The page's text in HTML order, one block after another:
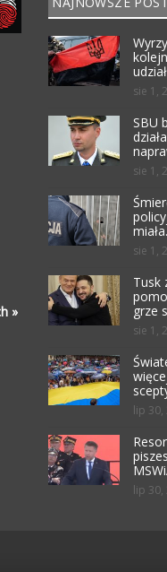
»
sie 1,
SBU
sie 1,
sie 1,
Tusk
grze
sie 1,
lip 30,
lip 30,